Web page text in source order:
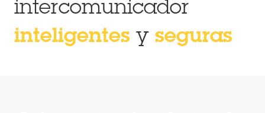
intercomunicador
inteligentes y seguras